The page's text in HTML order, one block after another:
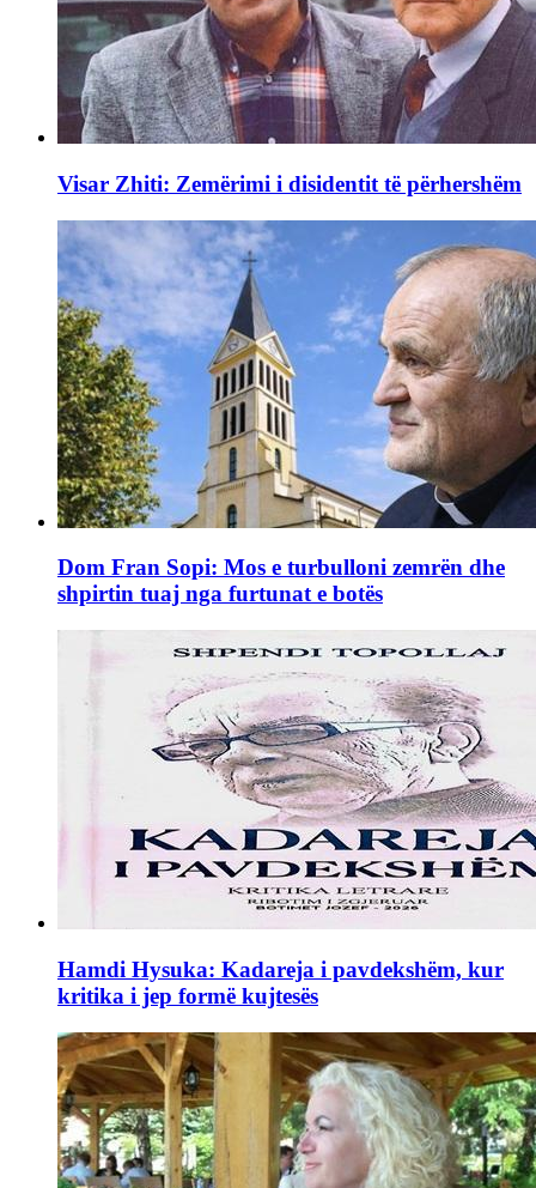
Visar Zhiti: Zemërimi i disidentit të përhershëm
Dom Fran Sopi: Mos e turbulloni zemrën dhe
shpirtin tuaj nga furtunat e botës
Hamdi Hysuka: Kadareja i pavdekshëm, kur
kritika i jep formë kujtesës